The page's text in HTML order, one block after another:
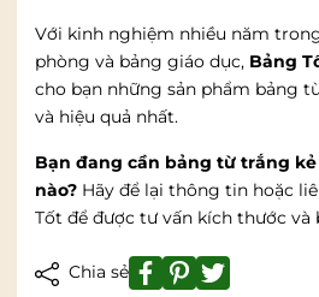
Với kinh nghiệm nhiều năm
phòng và bảng giáo dục, Bảng
cho bạn những sản phẩm bảng
và hiệu quả nhất.
Bạn đang cần bảng từ trắng
nào? Hãy để lại thông tin hoặc
Tốt để được tư vấn kích thước và
Chia sẻ